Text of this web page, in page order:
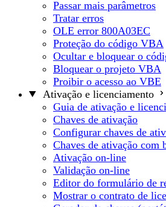
Passar mais parâmetros
Tratar erros
OLE error 800A03EC
Proteção do código VBA
Ocultar e bloquear o
Bloquear o projeto VBA
Proibir o acesso ao VBE
Ativação e licenciamento
Guia de ativação e
Chaves de ativação
Configurar chaves de
Chaves de ativação com
Ativação on-line
Validação on-line
Editor do formulário de
Mostrar o contrato de